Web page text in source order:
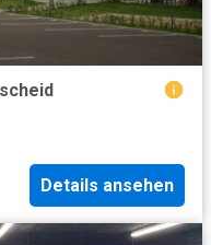
Details ansehen